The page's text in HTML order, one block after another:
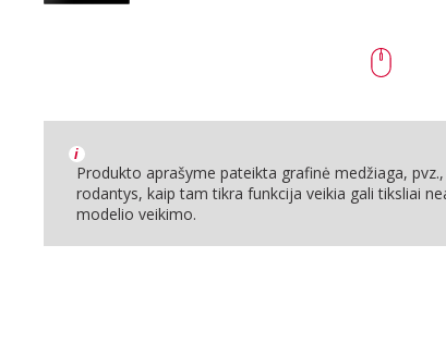
i
Produkto aprašyme pateikta grafinė medžiaga,
rodantys, kaip tam tikra funkcija veikia gali tiksliai
modelio veikimo.